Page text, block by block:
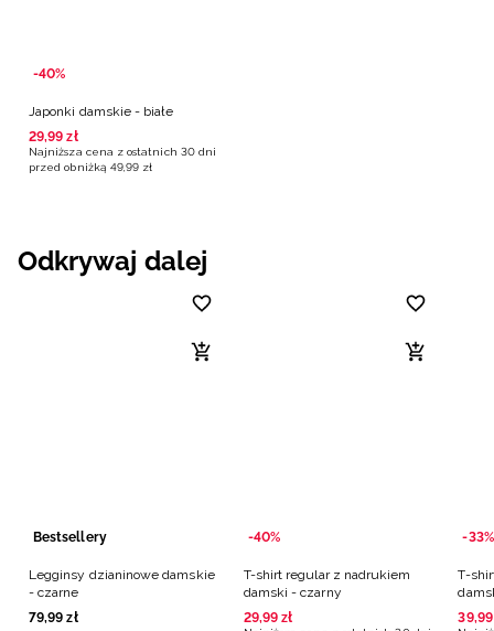
-40%
Japonki damskie - białe
29,99 zł
Najniższa cena z ostatnich 30 dni
przed obniżką 49,99 zł
Odkrywaj dalej
Bestsellery
Legginsy dzianinowe damskie
- czarne
79,99 zł
-40%
T-shirt regular z nadrukiem
damski - czarny
29,99 zł
-33%
T-
39,99